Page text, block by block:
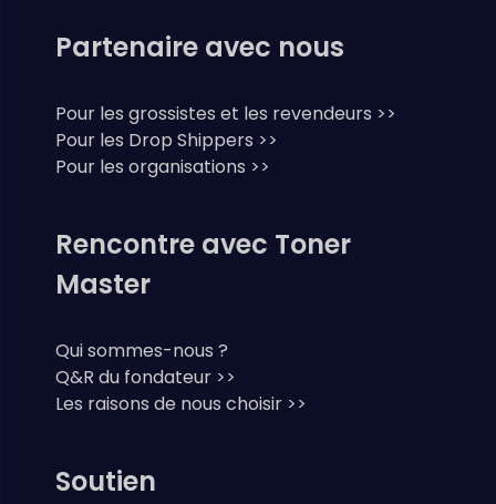
Partenaire avec nous
Pour les grossistes et les revendeurs >>
Pour les Drop Shippers >>
Pour les organisations >>
Rencontre avec Toner
Master
Qui sommes-nous ?
Q&R du fondateur >>
Les raisons de nous choisir >>
Soutien